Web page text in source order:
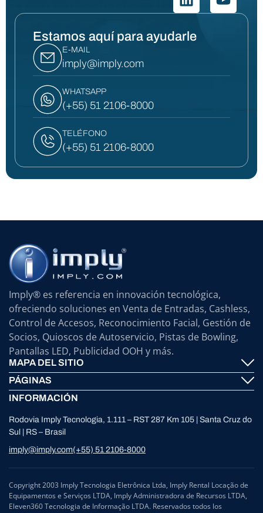
Estamos aquí para ayudarle
E-MAIL
imply@imply.com
WHATSAPP
(+55) 51 2106-8000
TELÉFONO
(+55) 51 2106-8000
Imply® es referencia en innovación tecnológica,
ofreciendo soluciones en Venta de Entradas, Cashless,
Control de Accesos, Reconocimiento Facial, Gestión de
Socios, Quioscos de Autoservicio, Pistas de Bowling,
Pantallas LED, Publicidad OOH y más.
MAPA DEL SITIO
Imply® Tecnología
Self Service ATMS
Bowling
Paneles LED
PÁGINAS
Contáctenos
Soporte
Procesamiento de Datos Personales (LGPD)
Compliance y Defensoría
INFORMACIÓN
Rodovia Imply Tecnologia, 1.111 – RST 287 Km 105 | Santa Cruz do
Sul | RS – Brasil
imply@imply.com(+55) 51 2106-8000
Copyright 2003 Imply Tecnologia Eletrônica Ltda, Imply Rental Locação de
Equipamentos e Serviços LTDA, Imply Administradora de Recursos LTDA,
Eleven360 Tecnologia de Informação LTDA. Reservados todos los